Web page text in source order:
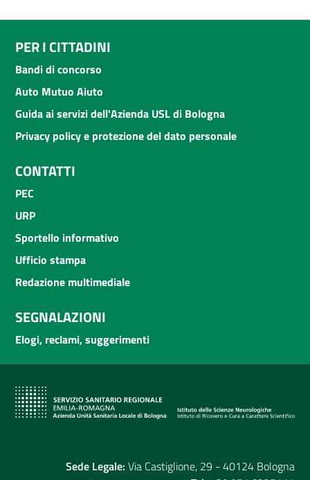
PER I CITTADINI
Bandi di concorso
Auto Mutuo Aiuto
Guida ai servizi dell'Azienda USL di Bologna
Privacy policy e protezione del dato personale
CONTATTI
PEC
URP
Sportello informativo
Ufficio stampa
Redazione multimediale
SEGNALAZIONI
Elogi, reclami, suggerimenti
Sede Legale: Via Castiglione, 29 - 40124 Bologna